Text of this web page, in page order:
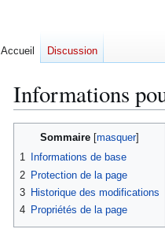
Informations
navigation
recherche
Sommaire
1
Informations de base
2 Protection de la page
3 Historique des modifications
4 Propriétés de la page
Accueil Discussion